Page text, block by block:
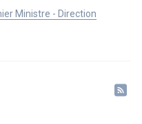
Ministre - Direction